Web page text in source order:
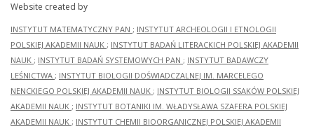
Website created by
INSTYTUT MATEMATYCZNY PAN ; INSTYTUT ARCHEOLOGII I ETNOLOGII
POLSKIEJ AKADEMII NAUK ; INSTYTUT BADAŃ LITERACKICH POLSKIEJ AKADEMII
NAUK ; INSTYTUT BADAŃ SYSTEMOWYCH PAN ; INSTYTUT BADAWCZY
LEŚNICTWA ; INSTYTUT BIOLOGII DOŚWIADCZALNEJ IM. MARCELEGO
NENCKIEGO POLSKIEJ AKADEMII NAUK ; INSTYTUT BIOLOGII SSAKÓW POLSKIEJ
AKADEMII NAUK ; INSTYTUT BOTANIKI IM. WŁADYSŁAWA SZAFERA POLSKIEJ
AKADEMII NAUK ; INSTYTUT CHEMII BIOORGANICZNEJ POLSKIEJ AKADEMII